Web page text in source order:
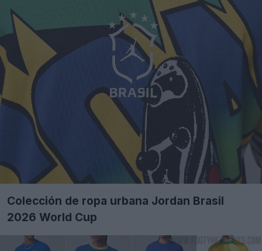
Colección de ropa urbana Jordan Brasil
2026 World Cup